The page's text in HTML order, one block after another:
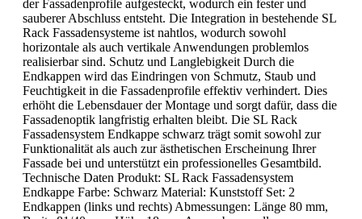
der Fassadenprofile aufgesteckt, wodurch ein fester und
sauberer Abschluss entsteht. Die Integration in bestehende SL
Rack Fassadensysteme ist nahtlos, wodurch sowohl
horizontale als auch vertikale Anwendungen problemlos
realisierbar sind. Schutz und Langlebigkeit Durch die
Endkappen wird das Eindringen von Schmutz, Staub und
Feuchtigkeit in die Fassadenprofile effektiv verhindert. Dies
erhöht die Lebensdauer der Montage und sorgt dafür, dass die
Fassadenoptik langfristig erhalten bleibt. Die SL Rack
Fassadensystem Endkappe schwarz trägt somit sowohl zur
Funktionalität als auch zur ästhetischen Erscheinung Ihrer
Fassade bei und unterstützt ein professionelles Gesamtbild.
Technische Daten Produkt: SL Rack Fassadensystem
Endkappe Farbe: Schwarz Material: Kunststoff Set: 2
Endkappen (links und rechts) Abmessungen: Länge 80 mm,